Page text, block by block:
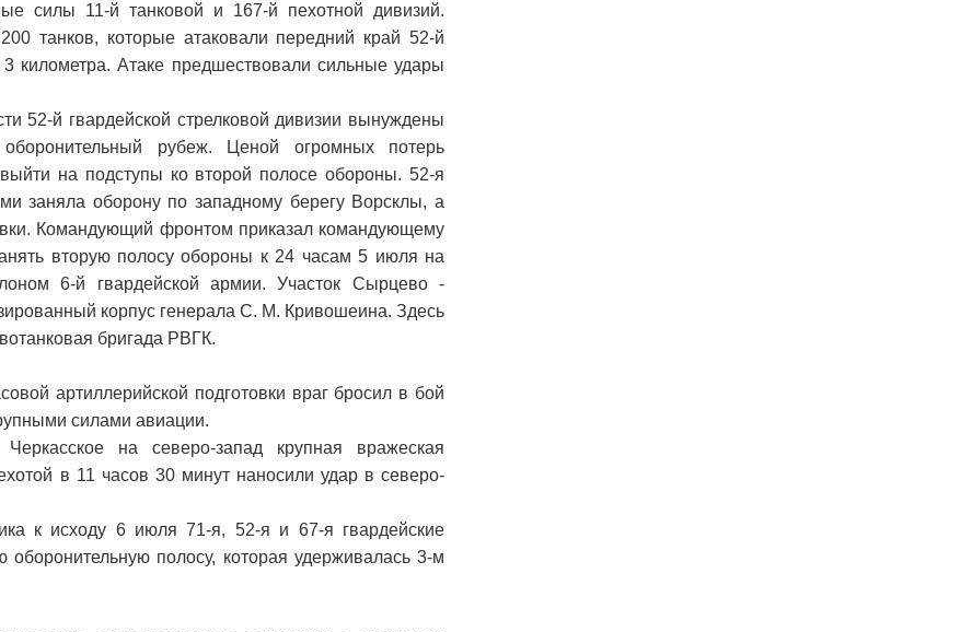
силы 11-й танковой и 167-й пехотной дивизий.
танков, которые атаковали передний край 52-й
3 километра. Атаке предшествовали сильные удары
52-й гвардейской стрелковой дивизии вынуждены
рубеж. Ценой огромных потерь
на подступы ко второй полосе обороны. 52-я
заняла оборону по западному берегу Ворсклы, а
Командующий фронтом приказал командующему
вторую полосу обороны к 24 часам 5 июля на
6-й гвардейской армии. Участок Сырцево -
корпус генерала С. М. Кривошеина. Здесь
бригада РВГК.
артиллерийской подготовки враг бросил в бой
силами авиации.
на северо-запад крупная вражеская
в 11 часов 30 минут наносили удар в северо-
к исходу 6 июля 71-я, 52-я и 67-я гвардейские
полосу, которая удерживалась 3-м